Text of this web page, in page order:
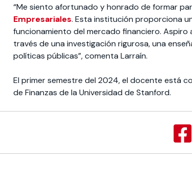
“Me siento afortunado y honrado de formar
Empresariales. Esta institución proporciona
funcionamiento del mercado financiero. Aspiro
través de una investigación rigurosa, una
políticas públicas”, comenta Larraín.
El primer semestre del 2024, el docente está
de Finanzas de la Universidad de Stanford.